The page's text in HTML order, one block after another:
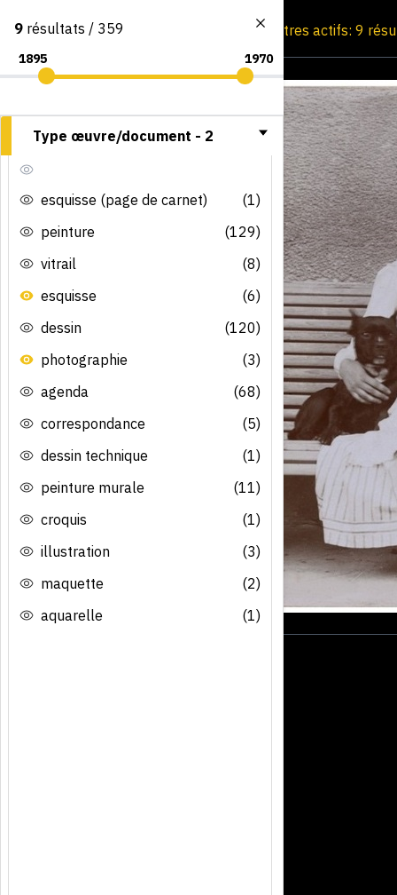
Consultation par image Filtres actifs: 9
9 résultats / 359
Type œuvre/document - 2
esquisse (page de carnet)
(1)
peinture
(129)
vitrail
(8)
esquisse
(6)
dessin
(120)
photographie
(3)
agenda
(68)
correspondance
(5)
dessin technique
(1)
peinture murale
(11)
croquis
(1)
illustration
(3)
maquette
(2)
aquarelle
(1)